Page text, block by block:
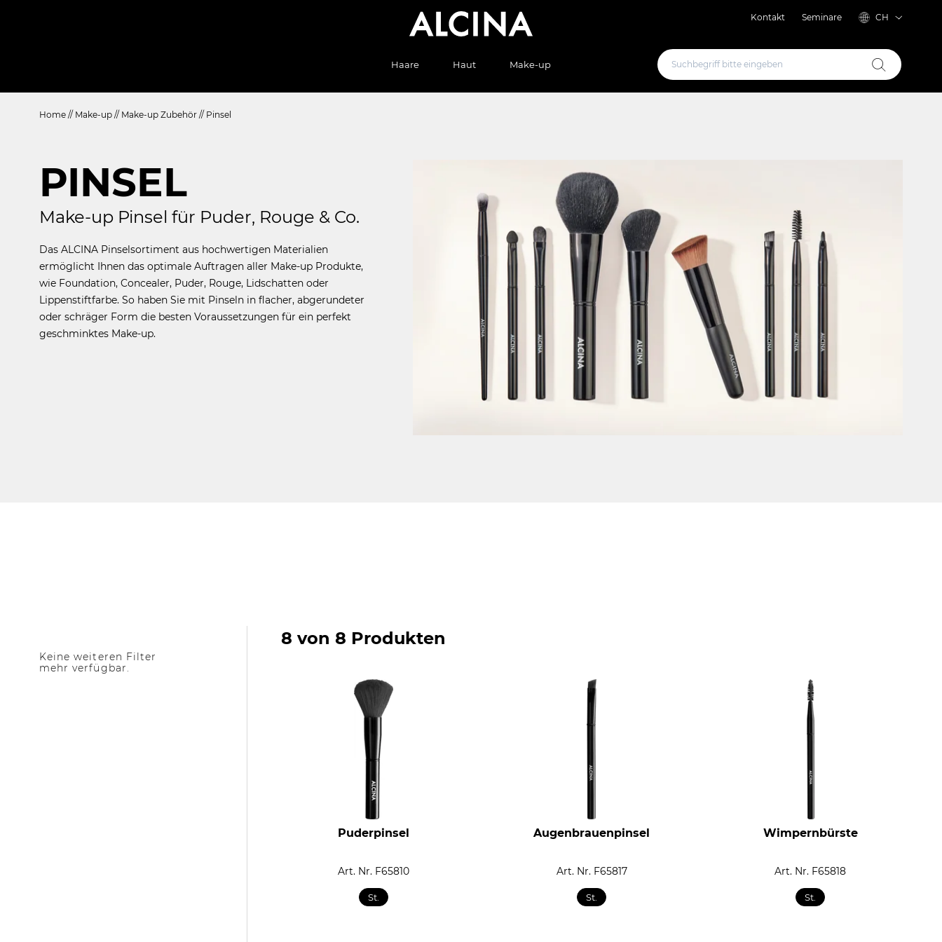
Kontakt Seminare CH
Haare Haut Make-up
Home // Make-up // Make-up Zubehör // Pinsel
PINSEL
Make-up Pinsel für Puder, Rouge & Co.
Das ALCINA Pinselsortiment aus hochwertigen Materialien
ermöglicht Ihnen das optimale Auftragen aller Make-up Produkte,
wie Foundation, Concealer, Puder, Rouge, Lidschatten oder
Lippenstiftfarbe. So haben Sie mit Pinseln in flacher, abgerundeter
oder schräger Form die besten Voraussetzungen für ein perfekt
geschminktes Make-up.
Keine weiteren Filter
mehr verfügbar.
8 von 8 Produkten
Puderpinsel
Art. Nr. F65810
St.
Augenbrauenpinsel
Art. Nr. F65817
St.
Wimpernbürste
Art. Nr. F65818
St.